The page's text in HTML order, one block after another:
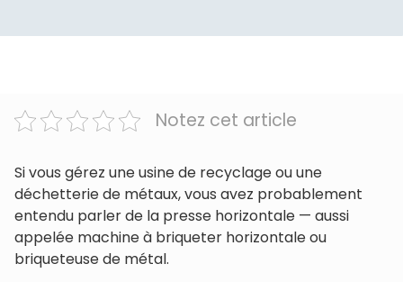
Notez cet article
Si vous gérez une usine de recyclage ou une
déchetterie de métaux, vous avez probablement
entendu parler de la presse horizontale — aussi
appelée machine à briqueter horizontale ou
briqueteuse de métal.